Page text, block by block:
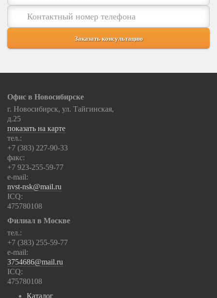
Офис в Новосибирске
г. Новосибирск, ул. Тайгинская,
д.25
показать на карте
тел.:
+7 (383) 227-90-33
факс:
+7 923-255-59-77
e-mail:
nvst-nsk@mail.ru
ICQ:
475780108
Филиал в Москве
тел.:
+7 (383) 255-59-77
e-mail:
3754686@mail.ru
ICQ:
475780108
Каталог